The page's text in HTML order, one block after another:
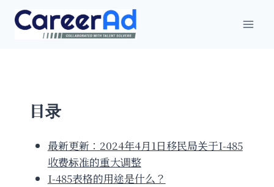
目录
最新更新：2024年4月1日移民局关于I-485
收费标准的重大调整
I-485表格的用途是什么？